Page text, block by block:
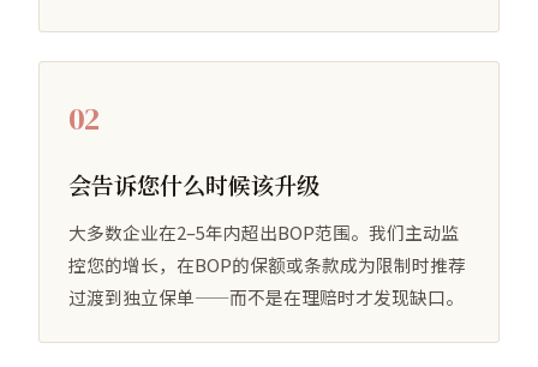
02
会告诉您什么时候该升级
大多数企业在2–5年内超出BOP范围。我们主动监
控您的增长，在BOP的保额或条款成为限制时推荐
过渡到独立保单——而不是在理赔时才发现缺口。